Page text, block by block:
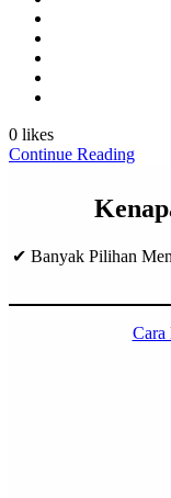
0 likes
Continue Reading
✔ Banyak Pilihan
Cara